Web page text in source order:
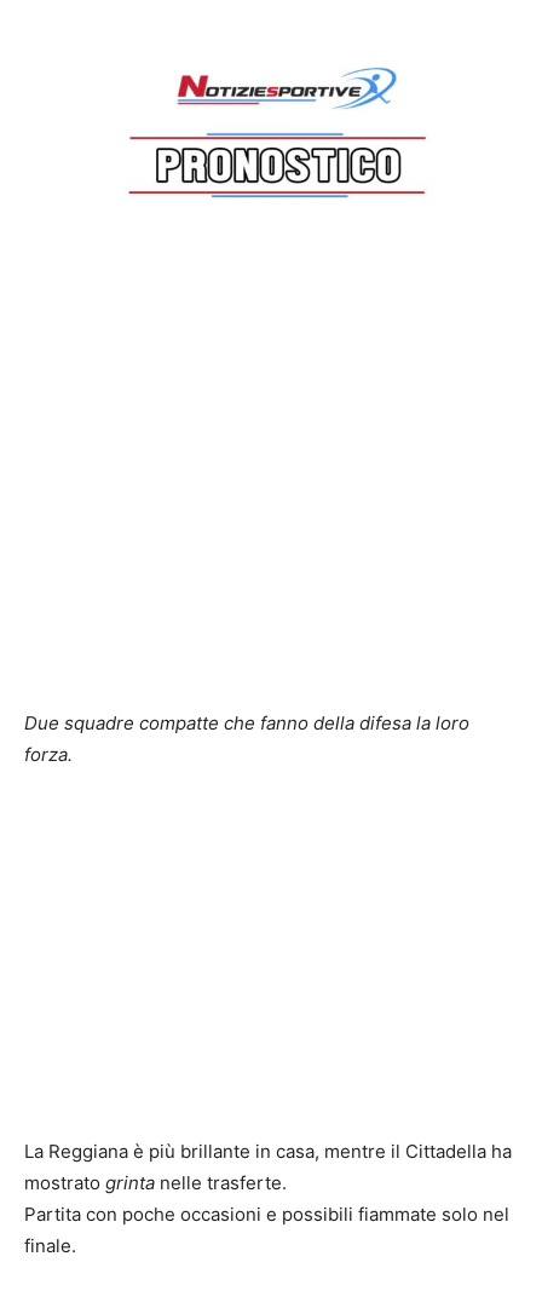
Due squadre compatte che fanno della difesa la loro
forza.
La Reggiana è più brillante in casa, mentre il Cittadella ha
mostrato grinta nelle trasferte.
Partita con poche occasioni e possibili fiammate solo nel
finale.